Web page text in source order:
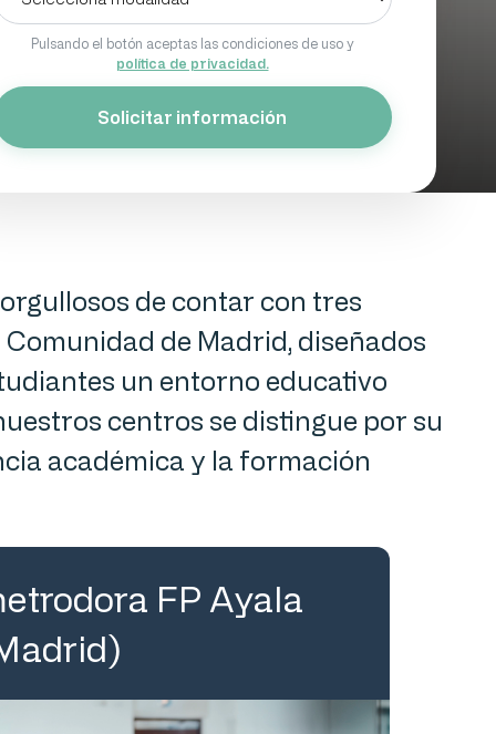
Pulsando el botón aceptas las condiciones de uso y
política de privacidad.
Solicitar información
de contar con tres
de Madrid, diseñados
un entorno educativo
centros se distingue por su
académica y la formación
FP Ayala